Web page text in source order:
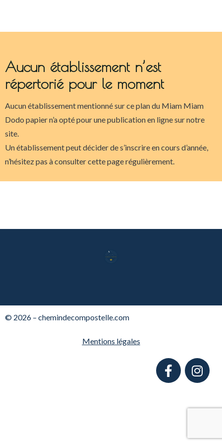
Aucun établissement n’est
répertorié pour le moment
Aucun établissement mentionné sur ce plan du Miam Miam
Dodo papier n’a opté pour une publication en ligne sur notre
site.
Un établissement peut décider de s’inscrire en cours d’année,
n’hésitez pas à consulter cette page régulièrement.
© 2026 – chemindecompostelle.com
Mentions légales